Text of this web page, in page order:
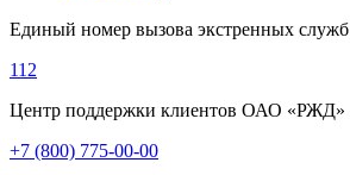
Единый номер вызова экстренных служб
112
Центр поддержки клиентов ОАО «РЖД»
+7 (800) 775-00-00